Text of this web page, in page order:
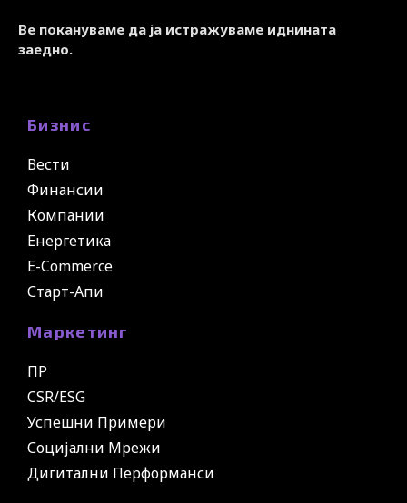
Ве покануваме да ја истражуваме иднината
заедно.
Бизнис
Вести
Финансии
Компании
Енергетика
E-Commerce
Старт-Апи
Маркетинг
ПР
CSR/ESG
Успешни Примери
Социјални Мрежи
Дигитални Перформанси